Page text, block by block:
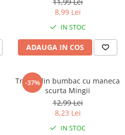
8,99 Lei
IN STOC
ADAUGA IN COS
-37%
Tricou din bumbac cu maneca
scurta Mingii
12,99 Lei
8,23 Lei
IN STOC